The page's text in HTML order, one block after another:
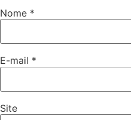
Nome *
E-mail *
Site